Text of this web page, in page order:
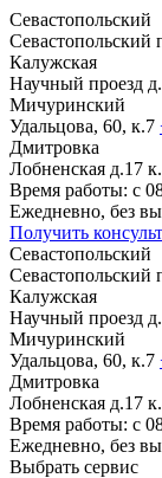
Севастопольский
Севастопольский
Калужская
Научный проезд
Мичуринский
Удальцова, 60, к.7
Дмитровка
Лобненская д.17
Время работы: с
Ежедневно, без
Получить
Севастопольский
Севастопольский
Калужская
Научный проезд
Мичуринский
Удальцова, 60, к.7
Дмитровка
Лобненская д.17
Время работы: с
Ежедневно, без
Выбрать сервис